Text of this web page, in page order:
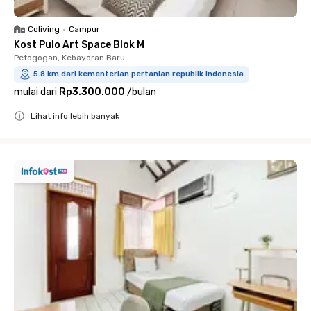
Coliving • Campur
Kost Pulo Art Space Blok M
Petogogan, Kebayoran Baru
5.8 km dari kementerian pertanian republik indonesia
mulai dari Rp3.300.000 /bulan
Lihat info lebih banyak